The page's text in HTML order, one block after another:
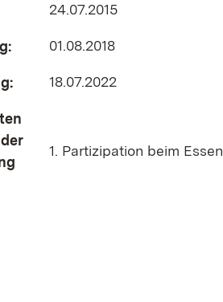
24.07.2015
01.08.2018
18.07.2022
1. Partizipation beim